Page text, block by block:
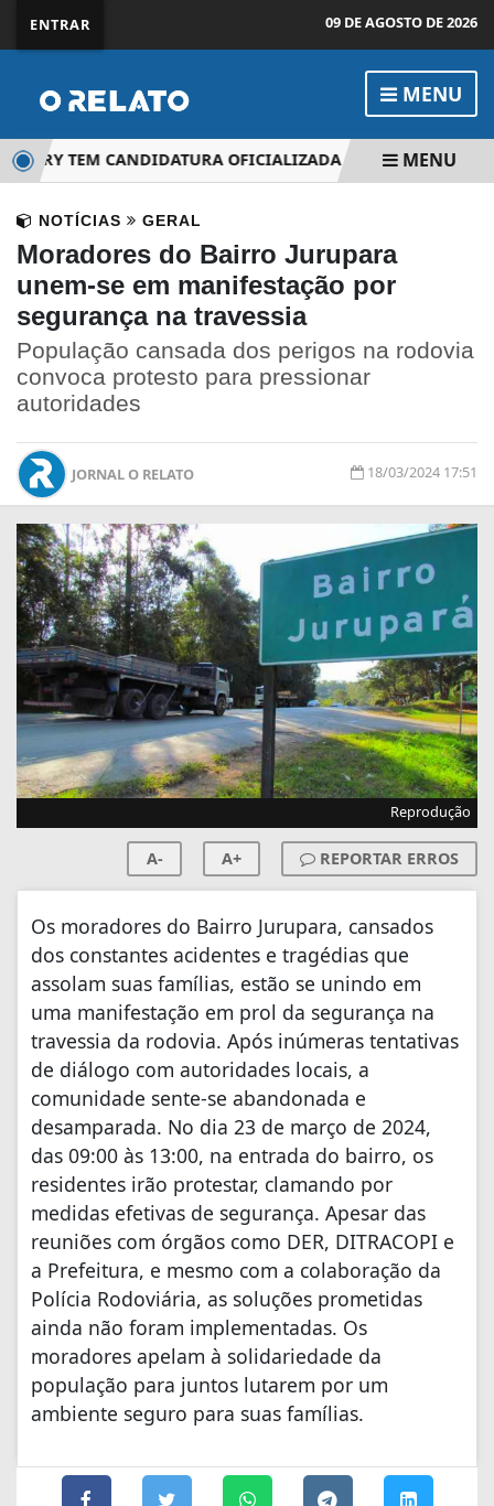
ENTRAR 09 DE AGOSTO DE 2026
MENU
TEM CANDIDATURA OFICIALIZADA PELO PSDMENU
NOTÍCIAS GERAL
Moradores do Bairro Jurupara
unem-se em manifestação por
segurança na travessia
População cansada dos perigos na rodovia
convoca protesto para pressionar
autoridades
JORNAL O RELATO 18/03/2024 17:51
Reprodução
A- A+ REPORTAR ERROS
Os moradores do Bairro Jurupara, cansados
dos constantes acidentes e tragédias que
assolam suas famílias, estão se unindo em
uma manifestação em prol da segurança na
travessia da rodovia. Após inúmeras tentativas
de diálogo com autoridades locais, a
comunidade sente-se abandonada e
desamparada. No dia 23 de março de 2024,
das 09:00 às 13:00, na entrada do bairro, os
residentes irão protestar, clamando por
medidas efetivas de segurança. Apesar das
reuniões com órgãos como DER, DITRACOPI e
a Prefeitura, e mesmo com a colaboração da
Polícia Rodoviária, as soluções prometidas
ainda não foram implementadas. Os
moradores apelam à solidariedade da
população para juntos lutarem por um
ambiente seguro para suas famílias.